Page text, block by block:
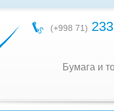
(+998 71)
Бумага и